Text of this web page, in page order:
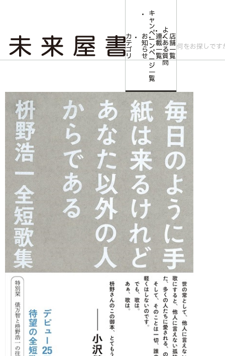
カ
テ
ゴ
リ
お
知
ら
せ
キ
ャ
ン
ペ
ー
ン
ペ
ー
ジ
一
覧
連
載
一
覧
よ
く
あ
る
質
問
店
舗
一
覧
毎日のように手紙は来るけれどあなた以外の人からで